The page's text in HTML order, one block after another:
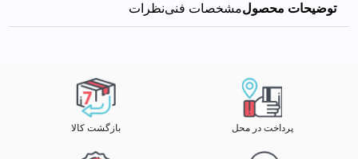
توضیحات محصولمشخصات فنینظرات
پرداخت در محل بازگشت کالا